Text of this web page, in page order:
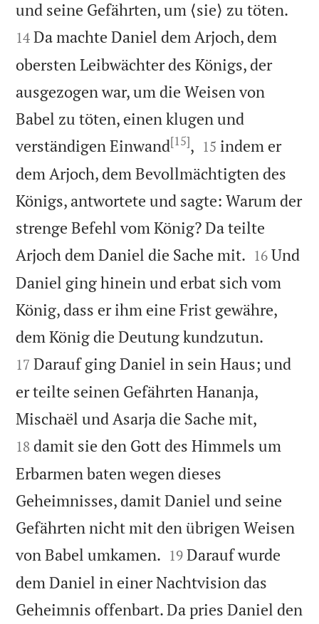
und seine Gefährten, um ⟨sie⟩ zu töten.
14 Da machte Daniel dem Arjoch, dem
obersten Leibwächter des Königs, der
ausgezogen war, um die Weisen von
Babel zu töten, einen klugen und
verständigen Einwand[15], 

15 indem er
dem Arjoch, dem Bevollmächtigten des
Königs, antwortete und sagte: Warum der
strenge Befehl vom König? Da teilte
Arjoch dem Daniel die Sache mit. 

16 Und
Daniel ging hinein und erbat sich vom
König, dass er ihm eine Frist gewähre,
dem König die Deutung kundzutun.
17 Darauf ging Daniel in sein Haus; und
er teilte seinen Gefährten Hananja,
Mischaël und Asarja die Sache mit,
18 damit sie den Gott des Himmels um
Erbarmen baten wegen dieses
Geheimnisses, damit Daniel und seine
Gefährten nicht mit den übrigen Weisen
von Babel umkamen. 

19 Darauf wurde
dem Daniel in einer Nachtvision das
Geheimnis offenbart. Da pries Daniel den